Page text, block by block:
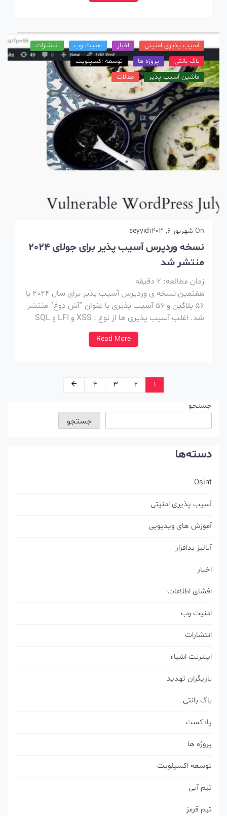
آسیب پذیری امنیتی اخبار امنیت وب
انتشارات
باگ بانتی
پروژه ها
توسعه اکسپلویت
ماشین آسیب پذیر
مقالات
شهریور 6, 1403 seyyid
نسخه وردپرس آسیب پذیر برای جولای 2024
منتشر شد
زمان مطالعه:2دقیقه
هفتمین نسخه ی وردپرس آسیب پذیر برای سال 2024 با
56 پلاگین و 56 آسیب پذیری با عنوان “آش دوغ“ منتشر
شد. اغلب آسیب پذیری ها از نوع : XSS و LFI و SQL
injection هستن. نکات کلی این نسخه ها ، آسیب پذیر
Read More
جستجو
جستجو
دسته‌ها
Osint
آسیب پذیری امنیتی
آموزش های ویدیویی
آنالیز بدافزار
افشای اطلاعات
امنیت وب
انتشارات
اینترنت اشیاء
بازیگران تهدید
باگ بانتی
پادکست
پروژه ها
توسعه اکسپلویت
تیم آبی
تیم قرمز